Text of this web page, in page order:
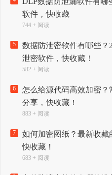
软件，快收藏
744 + 阅读
5
数据防泄密软件有哪些？
泄密软件，快收藏！
582 + 阅读
6
怎么给源代码高效加密
分享，快收藏！
883 + 阅读
7
如何加密图纸？最新收藏
快收藏！
683 + 阅读